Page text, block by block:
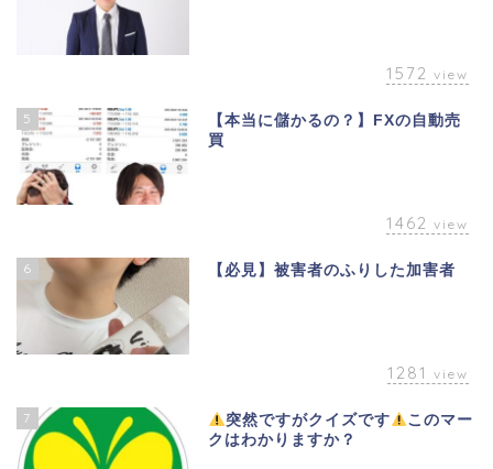
1572 view
5
【本当に儲かるの？】FXの自動売
買
1462 view
6 【必見】被害者のふりした加害者
1281 view
7 突然ですがクイズです
このマー
クはわかりますか？